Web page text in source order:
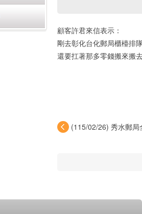
顧客許君來信表示：
剛去彰化台化郵局櫃檯排
還要扛著那多零錢搬來搬
(115/02/26) 秀水郵